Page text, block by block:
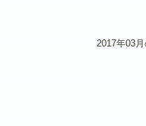
2017年03